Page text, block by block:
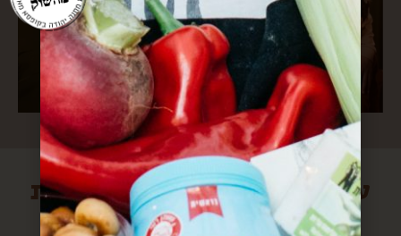
עוד הפתעות מירושלים שיכולות
לעניין